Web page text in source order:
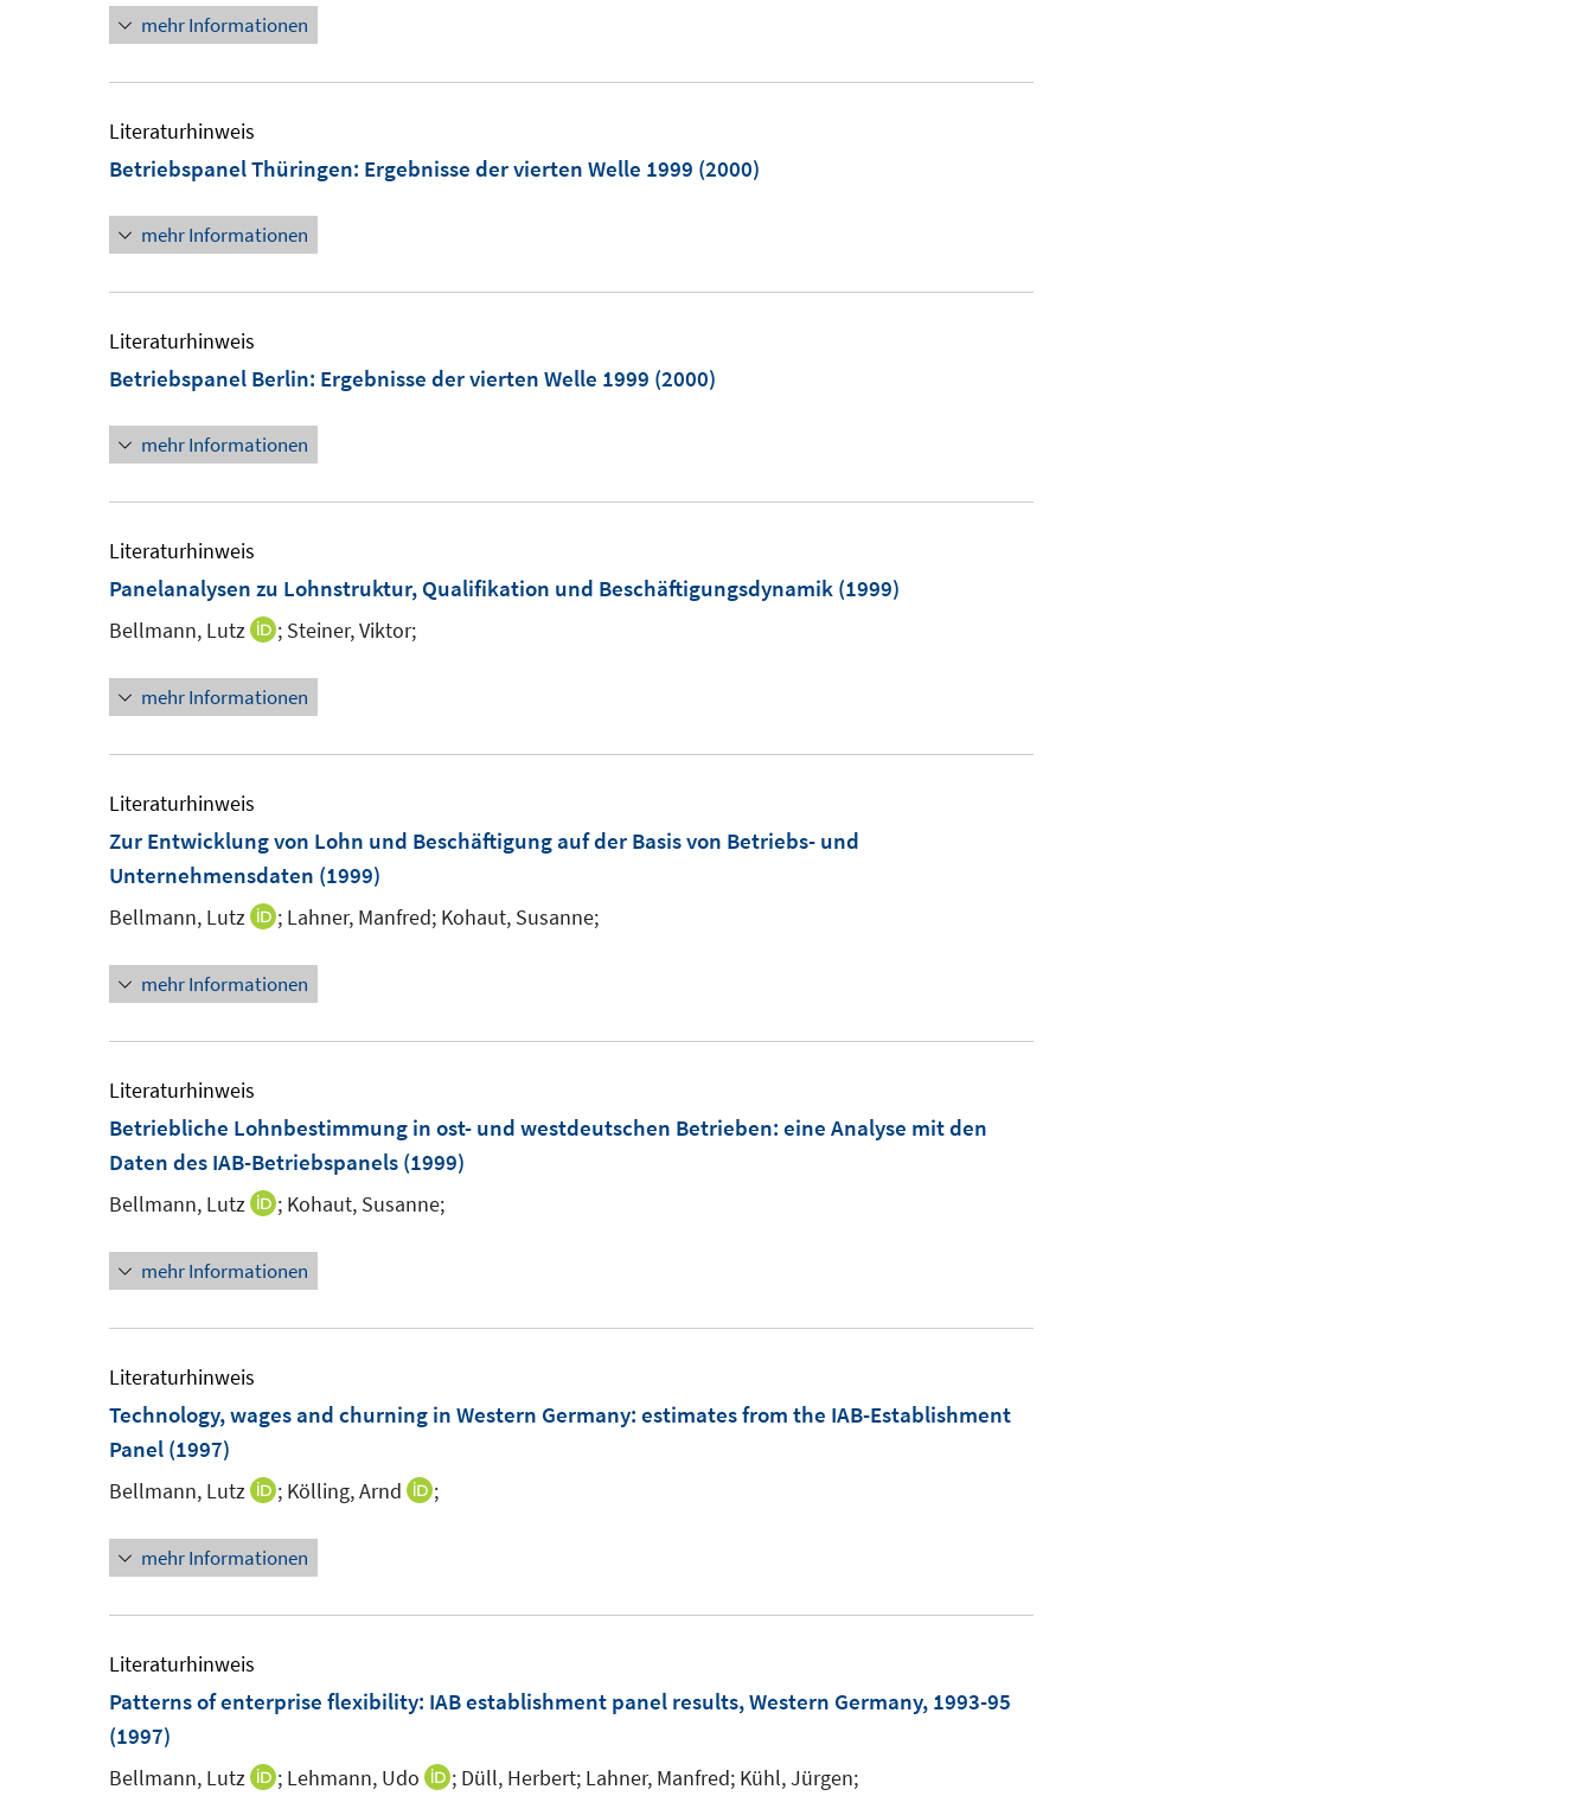
n
s
t
ö
f
f
t
ö
s
r
f
n
mehr Informationen
Literaturhinweis
Betriebspanel Thüringen: Ergebnisse der vierten Welle 1999 (2000)
mehr Informationen
Literaturhinweis
Betriebspanel Berlin: Ergebnisse der vierten Welle 1999 (2000)
mehr Informationen
Literaturhinweis
Panelanalysen zu Lohnstruktur, Qualifikation und Beschäftigungsdynamik (1999)
Bellmann, Lutz
I
n
u
F
n
s
t
f
f
n
n
; Steiner, Viktor;
mehr Informationen
Literaturhinweis
Zur Entwicklung von Lohn und Beschäftigung auf der Basis von Betriebs- und
Unternehmensdaten (1999)
Bellmann, Lutz
I
n
u
m
F
n
s
t
f
n
n
; Lahner, Manfred; Kohaut, Susanne;
mehr Informationen
Literaturhinweis
Betriebliche Lohnbestimmung in ost- und westdeutschen Betrieben: eine Analyse mit den
Daten des IAB-Betriebspanels (1999)
Bellmann, Lutz
I
n
u
n
s
t
f
n
; Kohaut, Susanne;
mehr Informationen
Literaturhinweis
Technology, wages and churning in Western Germany: estimates from the IAB-Establishment
Panel (1997)
Bellmann, Lutz
I
n
u
; Kölling, Arnd
I
u
m
e
;
mehr Informationen
Literaturhinweis
Patterns of enterprise flexibility: IAB establishment panel results, Western Germany, 1993-95
(1997)
Bellmann, Lutz I; Lehmann, Udo I; Düll, Herbert; Lahner, Manfred; Kühl, Jürgen;